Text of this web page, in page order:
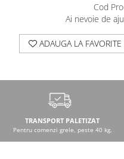
Cod
Ai nevoie de
ADAUGA LA FAVORITE
TRANSPORT PALETIZAT
Pentru comenzi grele, peste 40 kg.